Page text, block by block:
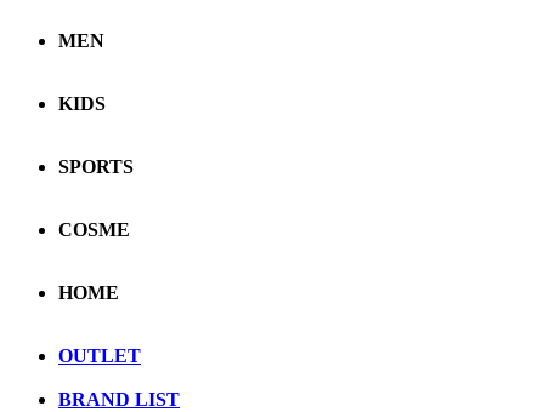
MEN
KIDS
SPORTS
COSME
HOME
OUTLET
BRAND LIST